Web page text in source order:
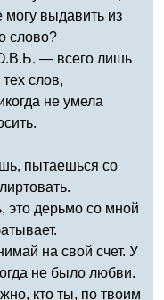
могу выдавить из
слово?
— всего лишь
слов,
не умела
пытаешься со
это дерьмо со мной
на свой счет. У
не было любви.
кто ты, по твоим